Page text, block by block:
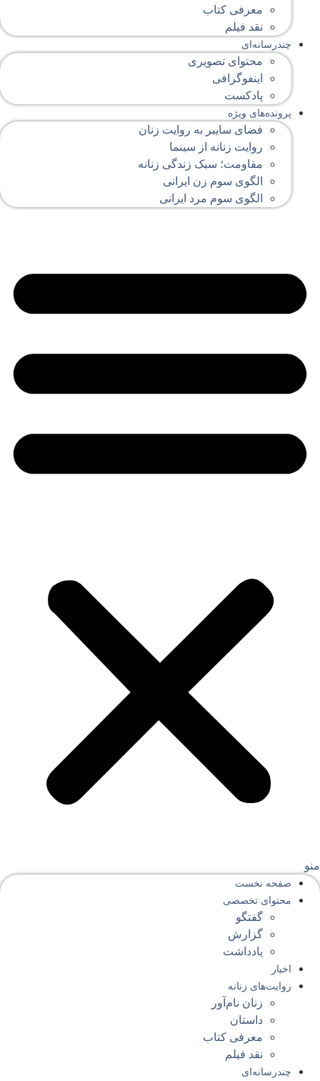
معرفی کتاب
نقد فیلم
چندرسانه‌ای
محتوای تصویری
اینفوگرافی
پادکست
پرونده‌های ویژه
فضای سایبر به روایت زنان
روایت زنانه از سینما
مقاومت؛ سبک زندگی زنانه
الگوی سوم زن ایرانی
الگوی سوم مرد ایرانی
صفحه‌ نخست
محتوای‌ تخصصی
گفتگو
گزارش
یادداشت
اخبار
روایت‌های زنانه
زنان نام‌آور
داستان
معرفی کتاب
نقد فیلم
چندرسانه‌ای